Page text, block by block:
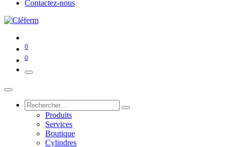
Contactez-nous
0
0
Produits
Services
Boutique
Cylindres